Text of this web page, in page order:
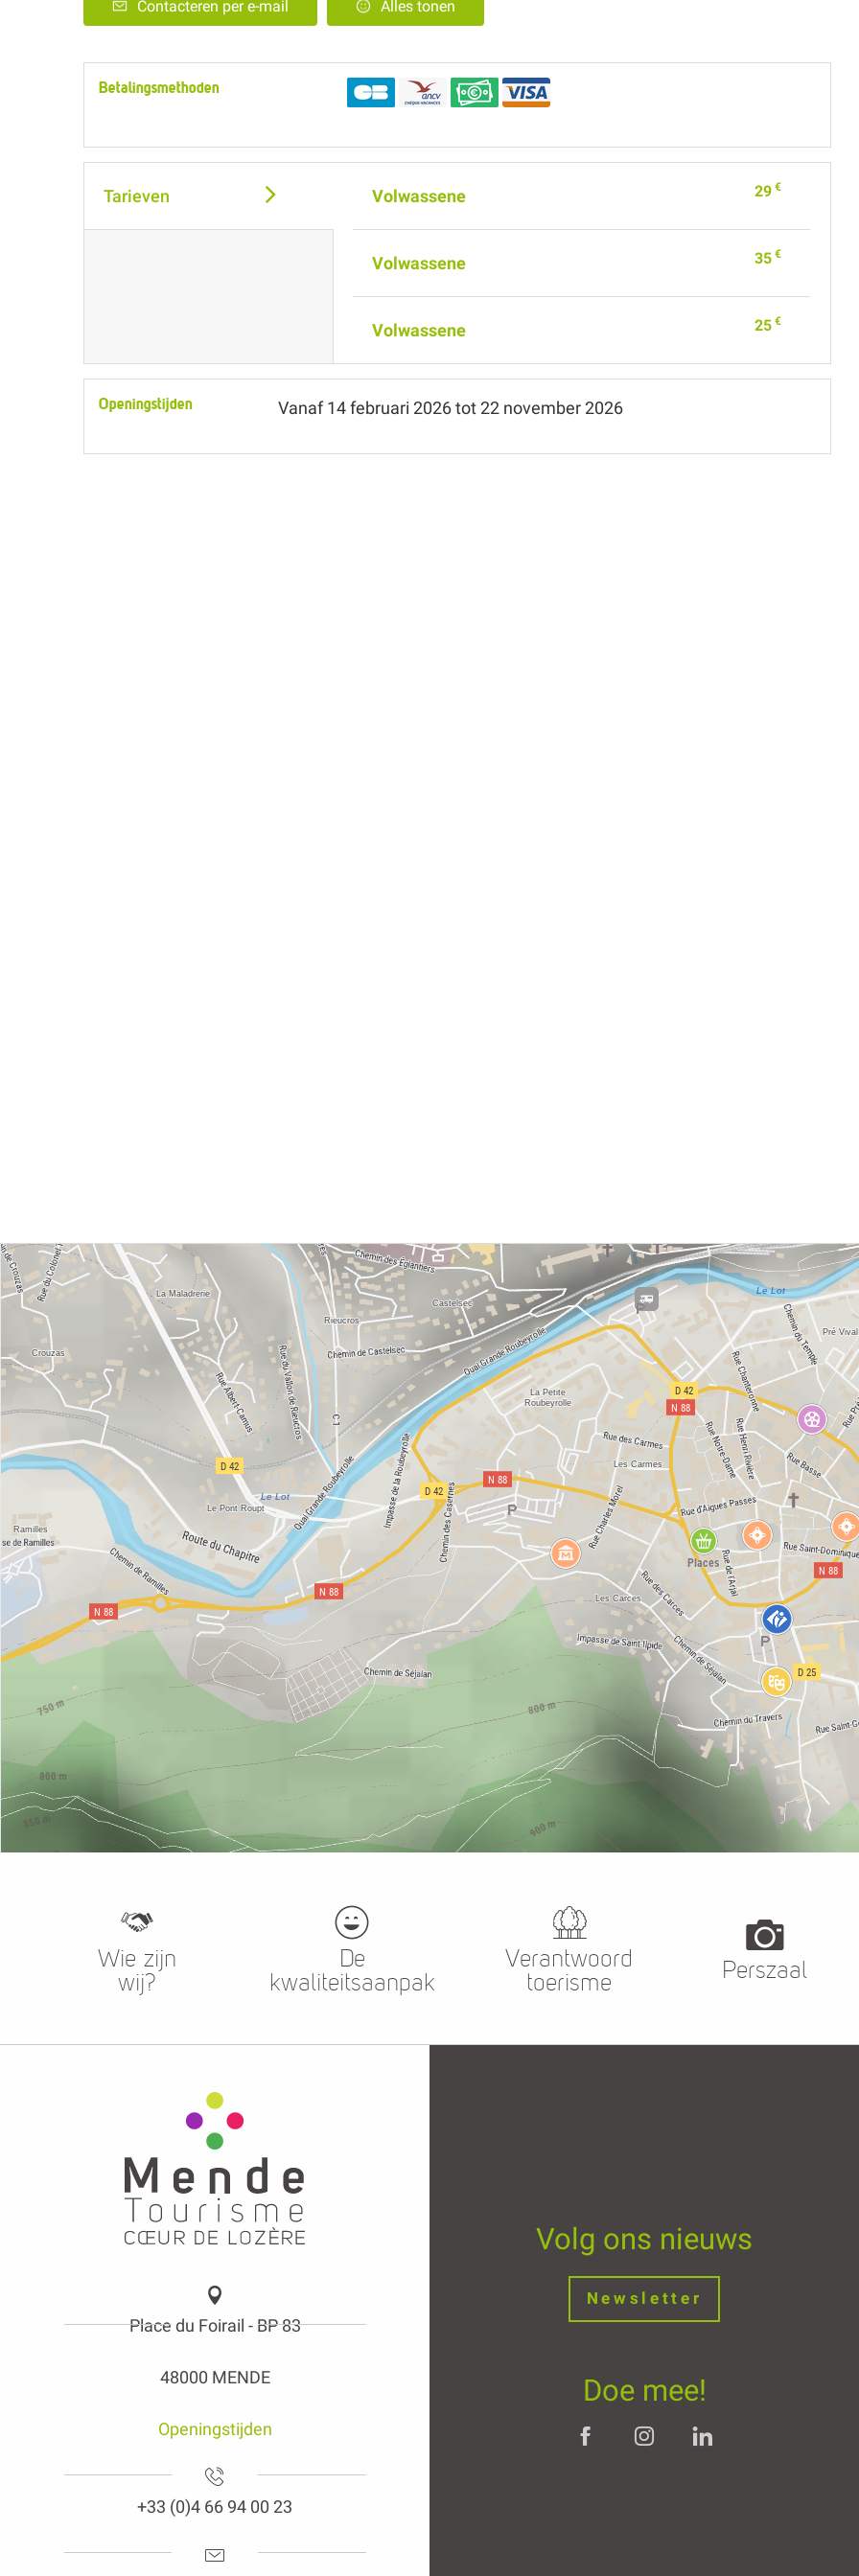
Contacteren per e-mail Alles tonen
Betalingsmethoden
Tarieven Volwassene 29 €
Volwassene 35 €
Volwassene 25 €
Openingstijden Vanaf 14 februari 2026tot22 november 2026
Wie zijn
wij?
De
kwaliteitsaanpak
Verantwoord
toerisme
Perszaal
Place du Foirail - BP 83
48000 MENDE
Openingstijden
+33 (0)4 66 94 00 23
Volg ons nieuws
Newsletter
Doe mee!